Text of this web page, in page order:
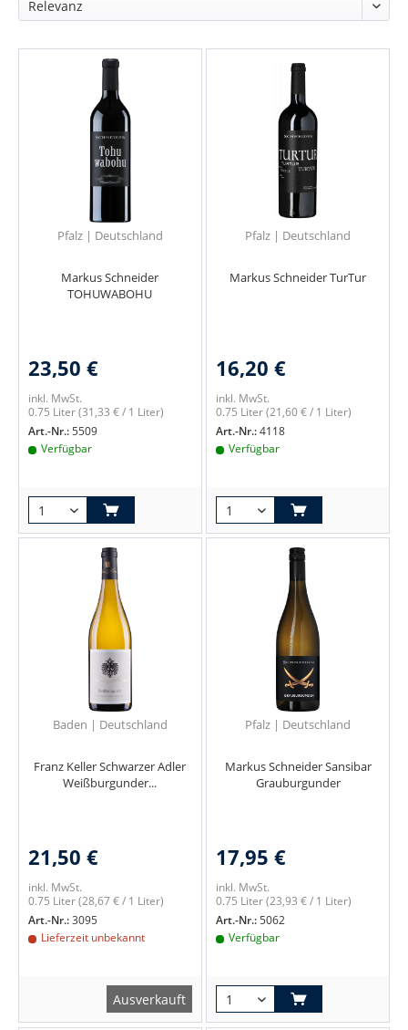
Pfalz | Deutschland
Markus Schneider
TOHUWABOHU
23,50 €
inkl. MwSt.
0.75 Liter(31,33 € / 1 Liter)
Art.-Nr.:5509
Verfügbar
Pfalz | Deutschland
Markus Schneider TurTur
16,20 €
inkl. MwSt.
0.75 Liter(21,60 € / 1 Liter)
Art.-Nr.:4118
Verfügbar
Baden | Deutschland
Franz Keller Schwarzer Adler
Weißburgunder...
21,50 €
inkl. MwSt.
0.75 Liter(28,67 € / 1 Liter)
Art.-Nr.:3095
Lieferzeit unbekannt
Ausverkauft
Pfalz | Deutschland
Markus Schneider Sansibar
Grauburgunder
17,95 €
inkl. MwSt.
0.75 Liter(23,93 € / 1 Liter)
Art.-Nr.:5062
Verfügbar